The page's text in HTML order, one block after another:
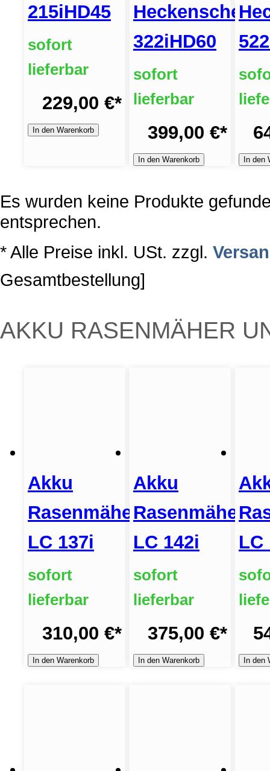
215iHD45
sofort
lieferbar
229,00 €*
In den Warenkorb
Heckenschere
322iHD60
sofort
lieferbar
399,00 €*
In den Warenkorb In den
Es wurden keine Produkte
entsprechen.
* Alle Preise inkl. USt. zzgl.
Gesamtbestellung]
AKKU RASENMÄHER
Akku
Rasenmäher
LC 137i
sofort
lieferbar
310,00 €*
In den Warenkorb
Akku
Rasenmäher
LC 142i
sofort
lieferbar
375,00 €*
In den Warenkorb
LC
In den